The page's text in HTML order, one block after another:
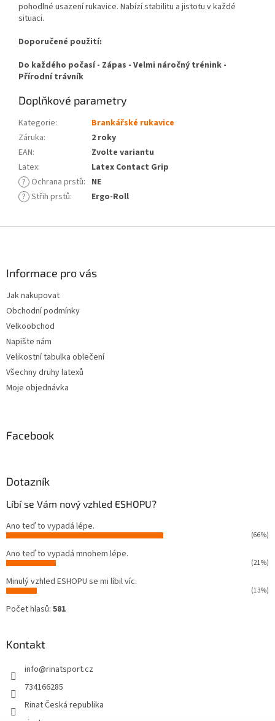
pohodlné usazení rukavice. Nabízí stabilitu a jistotu v každé
situaci.
Doporučené použití:
Do každého počasí - Zápas - Velmi náročný trénink -
Přírodní trávník
Doplňkové parametry
Kategorie:
Brankářské rukavice
Záruka:
2 roky
EAN:
Zvolte variantu
Latex:
Latex Contact Grip
? Ochrana prstů: NE
? Střih prstů: Ergo-Roll
Informace pro vás
Jak nakupovat
Obchodní podmínky
Velkoobchod
Napište nám
Velikostní tabulka oblečení
Všechny druhy latexů
Moje objednávka
Facebook
Dotazník
Líbí se Vám nový vzhled ESHOPU?
Ano teď to vypadá lépe.
(66%)
Ano teď to vypadá mnohem lépe.
(21%)
Minulý vzhled ESHOPU se mi líbil víc.
(13%)
Počet hlasů: 581
Kontakt
info@rinatsport.cz
734166285
Rinat Česká republika